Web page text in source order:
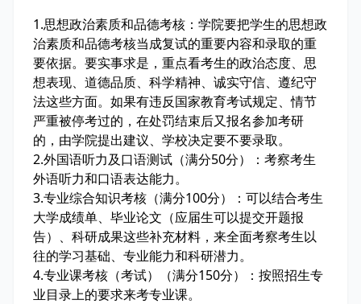
1.思想政治素质和品德考核：学院要把学生的思想政
治素质和品德考核当成复试的重要内容和录取的重
要依据。要实事求是，重点看考生的政治态度、思
想表现、道德品质、科学精神、诚实守信、遵纪守
法这些方面。如果有违反国家教育考试规定、情节
严重被停考过的，在处罚结束后又报名参加考研
的，由学院提出建议、学校决定要不要录取。
2.外国语听力及口语测试（满分50分）：考察考生
外语听力和口语表达能力。
3.专业综合知识考核（满分100分）：可以结合考生
大学成绩单、毕业论文（应届生可以提交开题报
告）、科研成果这些补充材料，来全面考察考生以
往的学习基础、专业能力和科研潜力。
4.专业课考核（考试）（满分150分）：按照招生专
业目录上的要求来考专业课。